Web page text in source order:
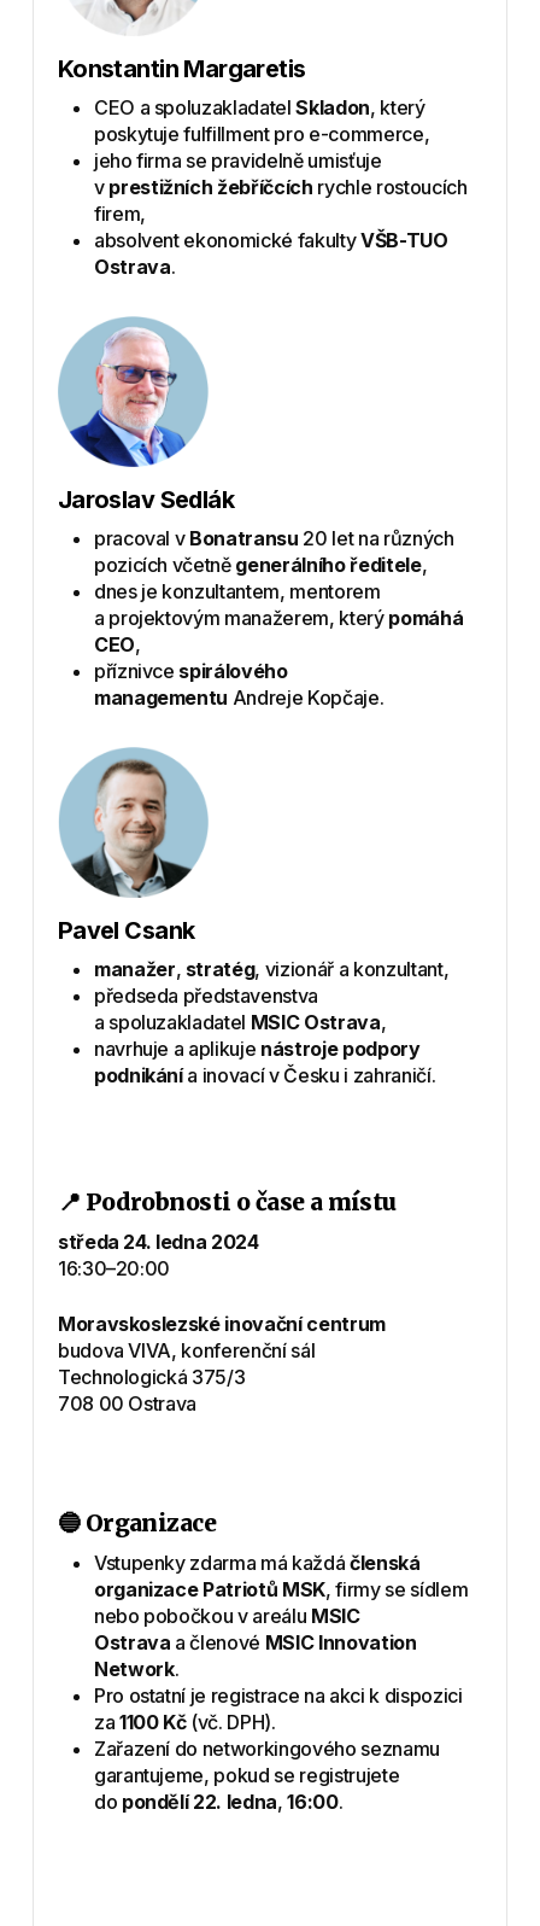
Konstantin Margaretis
CEO a spoluzakladatelSkladon, který
poskytuje fulfillment pro e-commerce,
jeho firma se pravidelně umisťuje
v prestižních žebříčcích rychle rostoucích
firem,
absolvent ekonomické fakultyVŠB-TUO
Ostrava.
Jaroslav Sedlák
pracoval v Bonatransu 20 let na různých
pozicích včetně generálního ředitele,
dnes je konzultantem, mentorem
a projektovým manažerem, který pomáhá
CEO,
příznivce spirálového
managementu Andreje Kopčaje.
Pavel Csank
manažer, stratég, vizionář a konzultant,
předseda představenstva
a spoluzakladatel MSIC Ostrava,
navrhuje a aplikuje nástroje podpory
podnikánía inovací v Česku i zahraničí.
📍 Podrobnosti o čase a místu
středa 24. ledna 2024
16:30–20:00
Moravskoslezské inovační centrum
budova VIVA, konferenční sál
Technologická 375/3
708 00 Ostrava
🔵 Organizace
Vstupenky zdarma má každáčlenská
organizace Patriotů MSK, firmy se sídlem
nebo pobočkou v areálu MSIC
Ostrava a členové MSIC Innovation
Network.
Pro ostatní je registrace na akci k dispozici
za 1100 Kč(vč. DPH).
Zařazení do networkingového seznamu
garantujeme, pokud se registrujete
do pondělí 22. ledna,16:00.